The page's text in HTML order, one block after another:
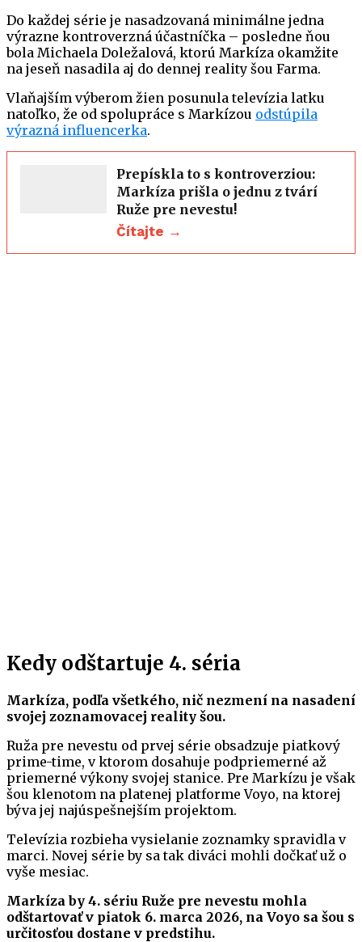
Do každej série je nasadzovaná minimálne jedna
výrazne kontroverzná účastníčka – posledne ňou
bola Michaela Doležalová, ktorú Markíza okamžite
na jeseň nasadila aj do dennej reality šou Farma.
Vlaňajším výberom žien posunula televízia latku
natoľko, že od spolupráce s Markízou odstúpila
výrazná influencerka.
Prepískla to s kontroverziou:
Markíza prišla o jednu z tvárí
Ruže pre nevestu!
Čítajte →
Kedy odštartuje 4. séria
Markíza, podľa všetkého, nič nezmení na nasadení
svojej zoznamovacej reality šou.
Ruža pre nevestu od prvej série obsadzuje piatkový
prime-time, v ktorom dosahuje podpriemerné až
priemerné výkony svojej stanice. Pre Markízu je však
šou klenotom na platenej platforme Voyo, na ktorej
býva jej najúspešnejším projektom.
Televízia rozbieha vysielanie zoznamky spravidla v
marci. Novej série by sa tak diváci mohli dočkať už o
vyše mesiac.
Markíza by 4. sériu Ruže pre nevestu mohla
odštartovať v piatok 6. marca 2026, na Voyo sa šou s
určitosťou dostane v predstihu.